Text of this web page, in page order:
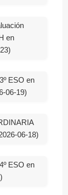
en
ESO en
06-19)
06-18)
ESO en